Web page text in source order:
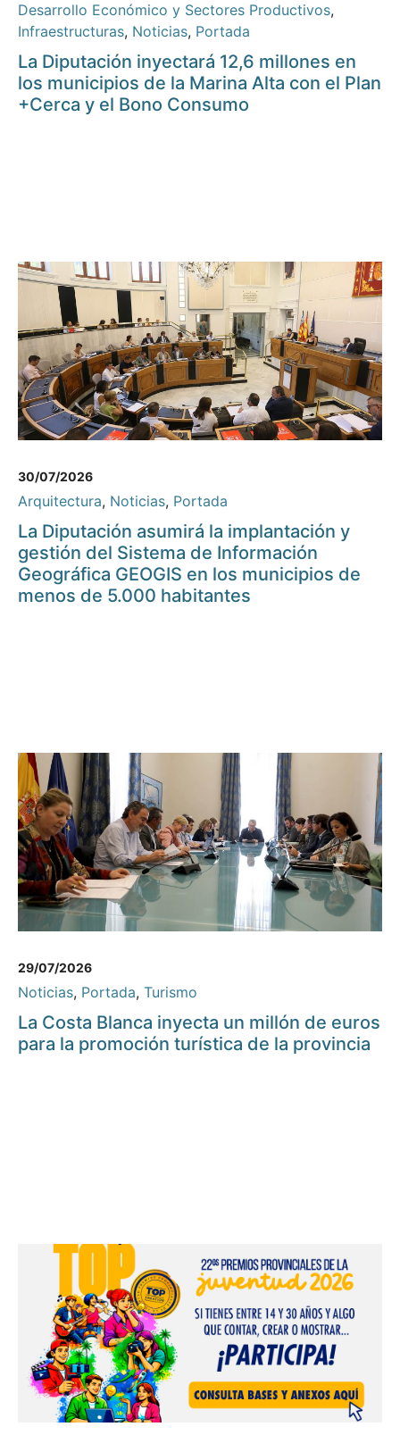
Desarrollo Económico y Sectores Productivos,
Infraestructuras, Noticias, Portada
La Diputación inyectará 12,6 millones en
los municipios de la Marina Alta con el Plan
+Cerca y el Bono Consumo
30/07/2026
Arquitectura, Noticias, Portada
La Diputación asumirá la implantación y
gestión del Sistema de Información
Geográfica GEOGIS en los municipios de
menos de 5.000 habitantes
29/07/2026
Noticias, Portada, Turismo
La Costa Blanca inyecta un millón de euros
para la promoción turística de la provincia